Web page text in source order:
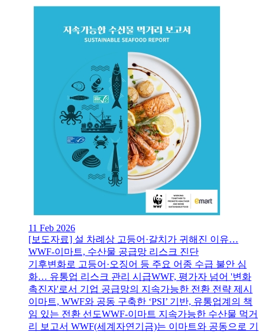
11 Feb 2026
[보도자료] 설 차례상 고등어·갈치가 귀해진 이유…
WWF-이마트, 수산물 공급망 리스크 진단
기후변화로 고등어·오징어 등 주요 어종 수급 불안 심
화… 유통업 리스크 관리 시급WWF, 평가자 넘어 '변화
촉진자'로서 기업 공급망의 지속가능한 전환 전략 제시
이마트, WWF와 공동 구축한 ‘PSI’ 기반, 유통업계의 책
임 있는 전환 선도WWF-이마트 지속가능한 수산물 먹거
리 보고서 WWF(세계자연기금)는 이마트와 공동으로 기